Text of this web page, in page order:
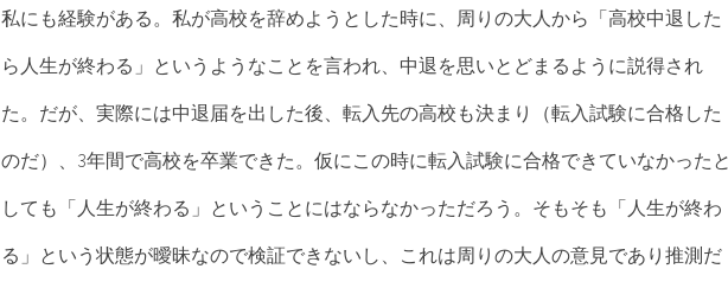
私にも経験がある。私が高校を辞めようとした時に、周りの大人から「高校中退した
ら人生が終わる」というようなことを言われ、中退を思いとどまるように説得され
た。だが、実際には中退届を出した後、転入先の高校も決まり（転入試験に合格した
のだ）、3年間で高校を卒業できた。仮にこの時に転入試験に合格できていなかったと
しても「人生が終わる」ということにはならなかっただろう。そもそも「人生が終わ
る」という状態が曖昧なので検証できないし、これは周りの大人の意見であり推測だ